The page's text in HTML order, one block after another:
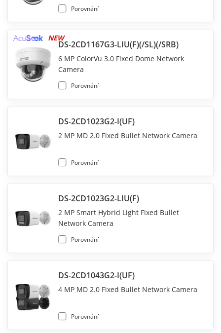
Porovnání
DS-2CD1167G3-LIU(F)(/SL)(/SRB)
NEW
6 MP ColorVu 3.0 Fixed Dome Network
Camera
Porovnání
DS-2CD1023G2-I(UF)
2 MP MD 2.0 Fixed Bullet Network Camera
Porovnání
DS-2CD1023G2-LIU(F)
2 MP Smart Hybrid Light Fixed Bullet
Network Camera
Porovnání
DS-2CD1043G2-I(UF)
4 MP MD 2.0 Fixed Bullet Network Camera
Porovnání